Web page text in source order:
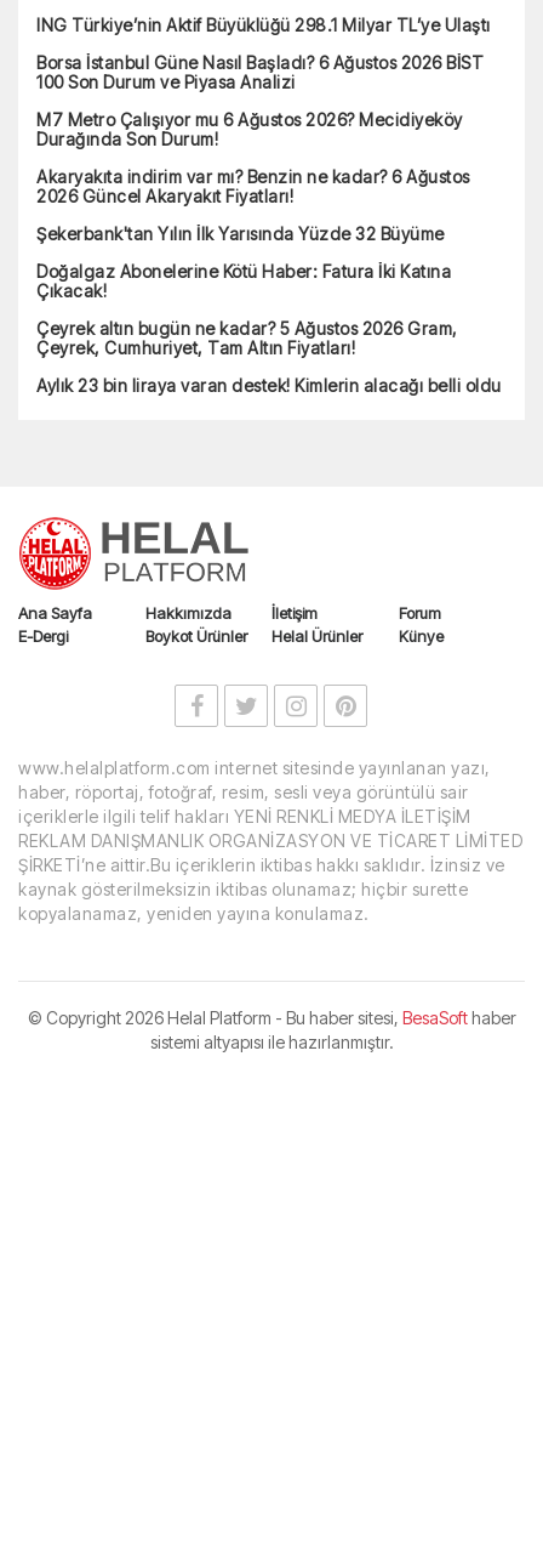
ING Türkiye’nin Aktif Büyüklüğü 298.1 Milyar TL’ye Ulaştı
Borsa İstanbul Güne Nasıl Başladı? 6 Ağustos 2026 BİST
100 Son Durum ve Piyasa Analizi
M7 Metro Çalışıyor mu 6 Ağustos 2026? Mecidiyeköy
Durağında Son Durum!
Akaryakıta indirim var mı? Benzin ne kadar? 6 Ağustos
2026 Güncel Akaryakıt Fiyatları!
Şekerbank'tan Yılın İlk Yarısında Yüzde 32 Büyüme
Doğalgaz Abonelerine Kötü Haber: Fatura İki Katına
Çıkacak!
Çeyrek altın bugün ne kadar? 5 Ağustos 2026 Gram,
Çeyrek, Cumhuriyet, Tam Altın Fiyatları!
Aylık 23 bin liraya varan destek! Kimlerin alacağı belli oldu
Ana Sayfa Hakkımızda İletişim
Forum
E-Dergi
Boykot Ürünler Helal Ürünler Künye
www.helalplatform.com internet sitesinde yayınlanan yazı,
haber, röportaj, fotoğraf, resim, sesli veya görüntülü sair
içeriklerle ilgili telif hakları YENİ RENKLİ MEDYA İLETİŞİM
REKLAM DANIŞMANLIK ORGANİZASYON VE TİCARET LİMİTED
ŞİRKETİ’ne aittir.Bu içeriklerin iktibas hakkı saklıdır. İzinsiz ve
kaynak gösterilmeksizin iktibas olunamaz; hiçbir surette
kopyalanamaz, yeniden yayına konulamaz.
© Copyright2026 Helal Platform - Bu haber sitesi, BesaSofthaber
sistemi altyapısı ile hazırlanmıştır.